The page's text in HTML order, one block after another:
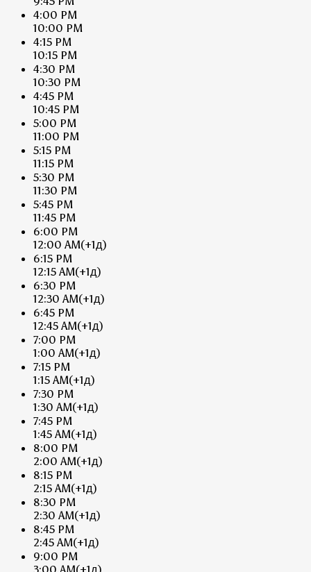
4:00 PM
10:00 PM
4:15 PM
10:15 PM
4:30 PM
10:30 PM
4:45 PM
10:45 PM
5:00 PM
11:00 PM
5:15 PM
11:15 PM
5:30 PM
11:30 PM
5:45 PM
11:45 PM
6:00 PM
12:00 AM(+1д)
6:15 PM
12:15 AM(+1д)
6:30 PM
12:30 AM(+1д)
6:45 PM
12:45 AM(+1д)
7:00 PM
1:00 AM(+1д)
7:15 PM
1:15 AM(+1д)
7:30 PM
1:30 AM(+1д)
7:45 PM
1:45 AM(+1д)
8:00 PM
2:00 AM(+1д)
8:15 PM
2:15 AM(+1д)
8:30 PM
2:30 AM(+1д)
8:45 PM
2:45 AM(+1д)
9:00 PM
3:00 AM(+1д)